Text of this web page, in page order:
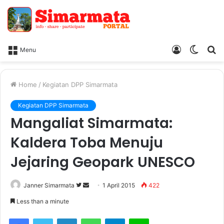
Menu
Switch
Log
Home / Kegiatan DPP Simarmata
Kegiatan DPP Simarmata
Mangaliat Simarmata:
Kaldera Toba Menuju
Jejaring Geopark UNESCO
Janner Simarmata
F
1 April 2015 422
Less than a minute
Telegram